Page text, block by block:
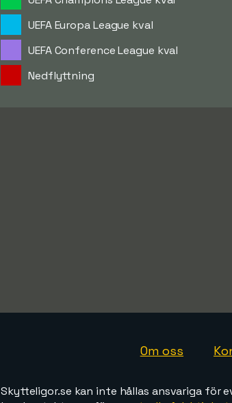
UEFA Europa League kval
UEFA Conference League kval
Nedflyttning
Om oss
Skytteligor.se kan inte hållas ansvariga för